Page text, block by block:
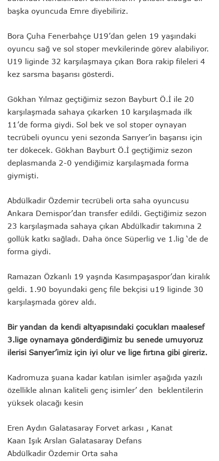
başka oyuncuda Emre diyebiliriz.
Bora Çuha Fenerbahçe U19’dan gelen 19 yaşındaki
oyuncu sağ ve sol stoper mevkilerinde görev alabiliyor.
U19 liginde 32 karşılaşmaya çıkan Bora rakip fileleri 4
kez sarsma başarısı gösterdi.
Gökhan Yılmaz geçtiğimiz sezon Bayburt Ö.İ ile 20
karşılaşmada sahaya çıkarken 10 karşılaşmada ilk
11’de forma giydi. Sol bek ve sol stoper oynayan
tecrübeli oyuncu yeni sezonda Sarıyer’in başarısı için
ter dökecek. Gökhan Bayburt Ö.İ geçtiğimiz sezon
deplasmanda 2-0 yendiğimiz karşılaşmada forma
giymişti.
Abdülkadir Özdemir tecrübeli orta saha oyuncusu
Ankara Demispor’dan transfer edildi. Geçtiğimiz sezon
23 karşılaşmada sahaya çıkan Abdülkadir takımına 2
gollük katkı sağladı. Daha önce Süperlig ve 1.lig ‘de de
forma giydi.
Ramazan Özkanlı 19 yaşnda Kasımpaşaspor’dan kiralık
geldi. 1.90 boyundaki genç file bekçisi u19 liginde 30
karşılaşmada görev aldı.
Bir yandan da kendi altyapısındaki çocukları maalesef
3.lige oynamaya gönderdiğimiz bu senede umuyoruz
ilerisi Sarıyer’imiz için iyi olur ve lige fırtına gibi gireriz.
Kadromuza şuana kadar katılan isimler aşağıda yazılı
özellikle alınan kaliteli genç isimler’ den beklentilerin
yüksek olacağı kesin
Eren Aydın Galatasaray Forvet arkası , Kanat
Kaan Işık Arslan Galatasaray Defans
Abdülkadir Özdemir Orta saha